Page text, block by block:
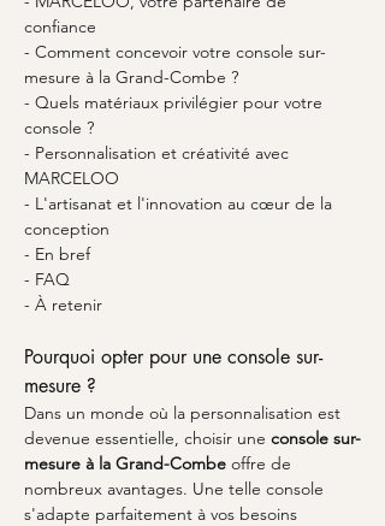
confiance
- Comment concevoir votre console sur-
mesure à la Grand-Combe ?
- Quels matériaux privilégier pour votre
console ?
- Personnalisation et créativité avec
MARCELOO
- L'artisanat et l'innovation au cœur de la
conception
- En bref
- FAQ
- À retenir
Pourquoi opter pour une console sur-
mesure ?
Dans un monde où la personnalisation est
devenue essentielle, choisir une console sur-
mesure à la Grand-Combe offre de
nombreux avantages. Une telle console
s'adapte parfaitement à vos besoins